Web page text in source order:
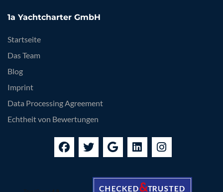
1a Yachtcharter GmbH
Startseite
Das Team
Blog
Imprint
Data Processing Agreement
Echtheit von Bewertungen